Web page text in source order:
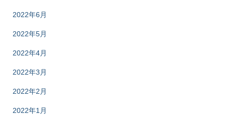
2022年6月
2022年5月
2022年4月
2022年3月
2022年2月
2022年1月